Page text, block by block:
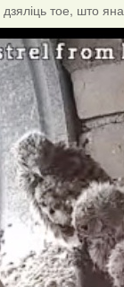
тое, што